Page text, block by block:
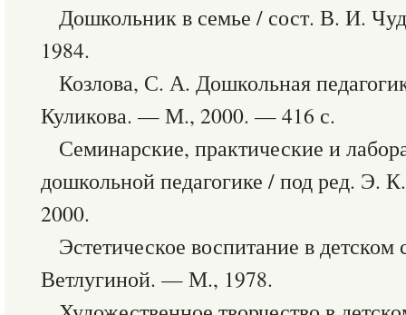
Дошкольник в семье / сост. В. И.
1984.
Козлова, С. А. Дошкольная
Куликова. — М., 2000. — 416 с.
Семинарские, практические и
дошкольной педагогике / под ред.
2000.
Эстетическое воспитание в
Ветлугиной. — М., 1978.